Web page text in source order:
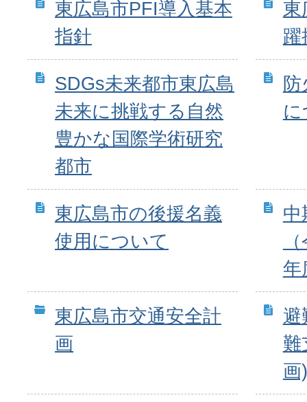
東広島市PFI導入基本
指針
東
躍
SDGs未来都市東広島
未来に挑戦する自然
豊かな国際学術研究
都市
防
東広島市の後援名義
使用について
中
年
東広島市交通安全計
画
避
難
画)